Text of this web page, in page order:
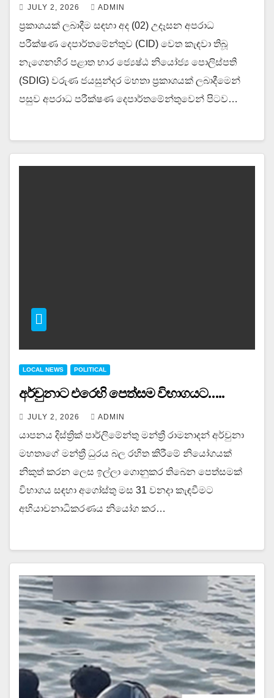
JULY 2, 2026 ADMIN
ප්‍රකාශයක් ලබාදීම සඳහා අද (02) උදෑසන අපරාධ
පරීක්ෂණ දෙපාර්තමේන්තුව (CID) වෙත කැඳවා තිබූ
නැගෙනහිර පළාත භාර ජ්‍යෙෂ්ඨ නියෝජ්‍ය පොලිස්පති
(SDIG) වරුණ ජයසුන්දර මහතා ප්‍රකාශයක් ලබාදීමෙන්
පසුව අපරාධ පරීක්ෂණ දෙපාර්තමේන්තුවෙන් පිටව…
LOCAL NEWS POLITICAL
අර්චුනාට එරෙහි පෙත්සම විභාගයට…..
JULY 2, 2026 ADMIN
යාපනය දිස්ත්‍රික් පාර්ලිමේන්තු මන්ත්‍රී රාමනාදන් අර්චුනා
මහතාගේ මන්ත්‍රී ධුරය බල රහිත කිරීමේ නියෝගයක්
නිකුත් කරන ලෙස ඉල්ලා ගොනුකර තිබෙන පෙත්සමක්
විභාගය සඳහා අගෝස්තු මස 31 වනදා කැඳවීමට
අභියාචනාධිකරණය නියෝග කර…